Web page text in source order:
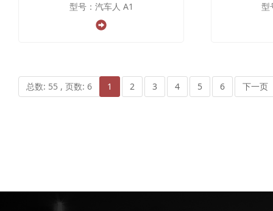
型号：汽车人 A1 型
总数: 55 , 页数: 6 1 2 3 4 5 6 下一页